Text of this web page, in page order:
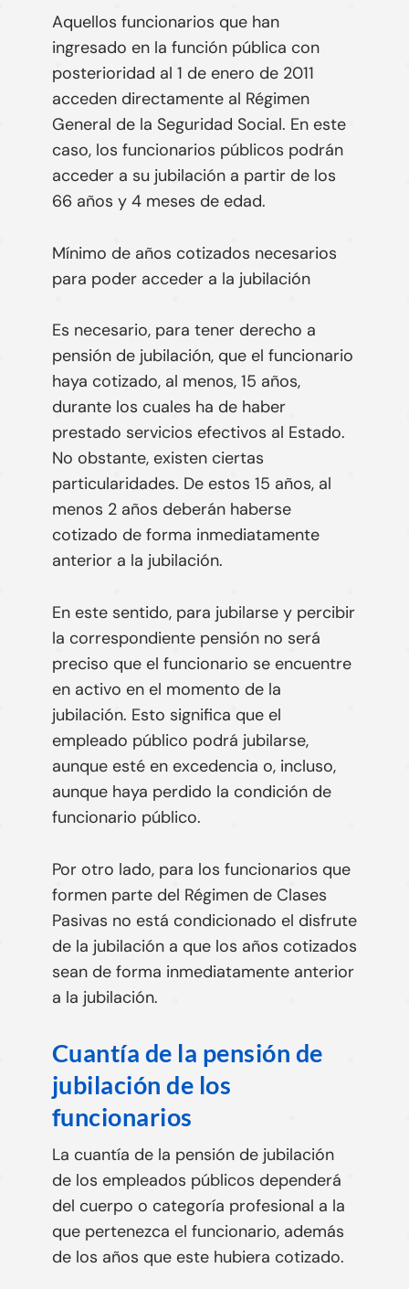
Aquellos funcionarios que han
ingresado en la función pública con
posterioridad al 1 de enero de 2011
acceden directamente al Régimen
General de la Seguridad Social. En este
caso, los funcionarios públicos podrán
acceder a su jubilación a partir de los
66 años y 4 meses de edad.
Mínimo de años cotizados necesarios
para poder acceder a la jubilación
Es necesario, para tener derecho a
pensión de jubilación, que el funcionario
haya cotizado, al menos, 15 años,
durante los cuales ha de haber
prestado servicios efectivos al Estado.
No obstante, existen ciertas
particularidades. De estos 15 años, al
menos 2 años deberán haberse
cotizado de forma inmediatamente
anterior a la jubilación.
En este sentido, para jubilarse y percibir
la correspondiente pensión no será
preciso que el funcionario se encuentre
en activo en el momento de la
jubilación. Esto significa que el
empleado público podrá jubilarse,
aunque esté en excedencia o, incluso,
aunque haya perdido la condición de
funcionario público.
Por otro lado, para los funcionarios que
formen parte del Régimen de Clases
Pasivas no está condicionado el disfrute
de la jubilación a que los años cotizados
sean de forma inmediatamente anterior
a la jubilación.
Cuantía de la pensión de
jubilación de los
funcionarios
La cuantía de la pensión de jubilación
de los empleados públicos dependerá
del cuerpo o categoría profesional a la
que pertenezca el funcionario, además
de los años que este hubiera cotizado.